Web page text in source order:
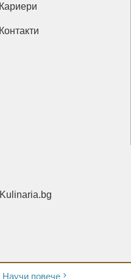
Научи повече
Кариери
Контакти
Kulinaria.bg